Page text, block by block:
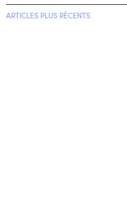
ARTICLES PLUS RÉCENTS